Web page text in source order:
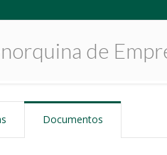
de
Documentos